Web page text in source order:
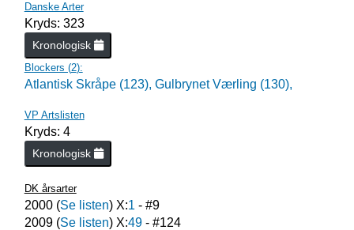
Danske Arter
Kryds: 323
Kronologisk
Blockers (2):
Atlantisk Skråpe (123), Gulbrynet Værling (130),
VP Artslisten
Kryds: 4
Kronologisk
DK årsarter
2000(Se listen) X:1 - #9
2009(Se listen) X:49- #124